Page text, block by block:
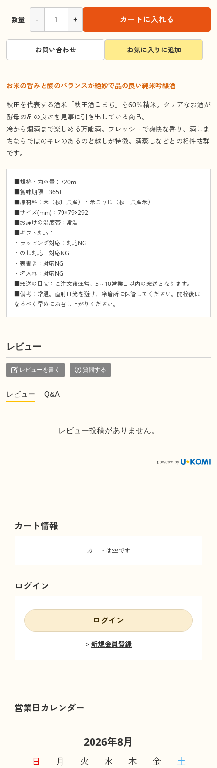
数量 - + カートに入れる
お問い合わせ お気に入りに追加
お米の旨みと酸のバランスが絶妙で品の良い純米吟醸酒
秋田を代表する酒米「秋田酒こまち」を60％精米。クリアなお酒が
酵母の品の良さを見事に引き出している商品。
冷から燗酒まで楽しめる万能酒。フレッシュで爽快な香り、酒こま
ちならではのキレのあるのど越しが特徴。酒蒸しなどとの相性抜群
です。
■規格・内容量：720ml
■賞味期限：365日
■原材料：米（秋田県産）・米こうじ（秋田県産米）
■サイズ(mm)：79×79×292
■お届けの温度帯：常温
■ギフト対応：
・ラッピング対応：対応NG
・のし対応：対応NG
・表書き：対応NG
・名入れ：対応NG
■発送の目安：ご注文後通常、5～10営業日以内の発送となります。
■備考：常温。直射日光を避け、冷暗所に保管してください。開栓後は
なるべく早めにお召し上がりください。
レビュー
レビューを書く 質問する
レビュー Q&A
レビュー投稿がありません。
カート情報
カートは空です
ログイン
ログイン
新規会員登録
2026年8月
日 月 火 水 木 金 土